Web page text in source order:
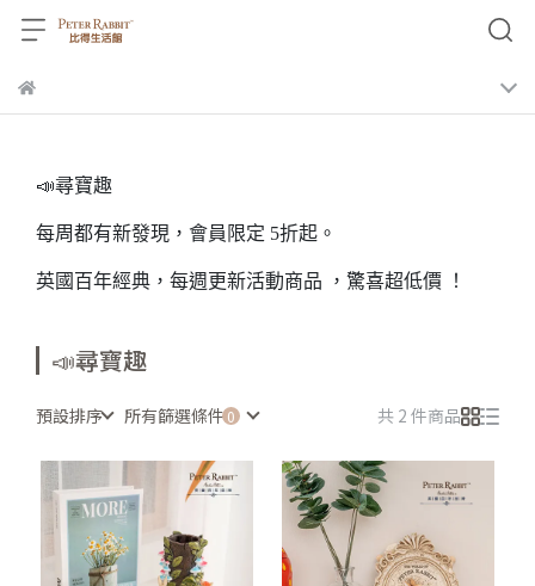
📣尋寶趣
每周都有新發現，會員限定 5折起。
英國百年經典，每週更新活動商品 ，驚喜超低價 ！
📣尋寶趣
預設排序 所有篩選條件 共 2 件商品